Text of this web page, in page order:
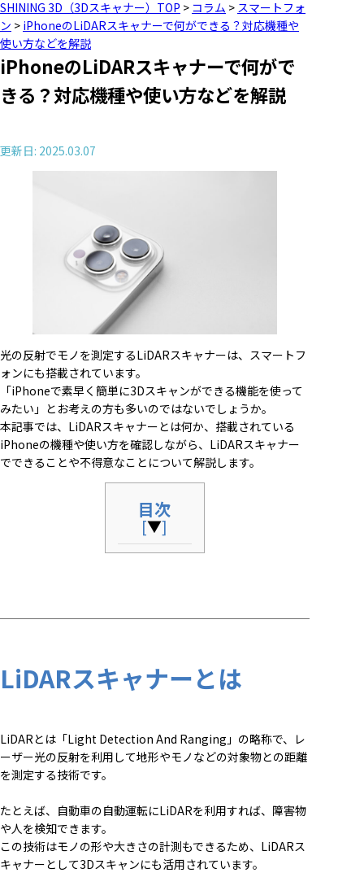
SHINING 3D（3Dスキャナー）TOP > コラム > スマートフォ
ン > iPhoneのLiDARスキャナーで何ができる？対応機種や
使い方などを解説
iPhoneのLiDARスキャナーで何がで
きる？対応機種や使い方などを解説
更新日: 2025.03.07
光の反射でモノを測定するLiDARスキャナーは、スマートフ
ォンにも搭載されています。
「iPhoneで素早く簡単に3Dスキャンができる機能を使って
みたい」とお考えの方も多いのではないでしょうか。
本記事では、LiDARスキャナーとは何か、搭載されている
iPhoneの機種や使い方を確認しながら、LiDARスキャナー
でできることや不得意なことについて解説します。
目次
[▼]
LiDARスキャナーとは
LiDARとは「Light Detection And Ranging」の略称で、レ
ーザー光の反射を利用して地形やモノなどの対象物との距離
を測定する技術です。
たとえば、自動車の自動運転にLiDARを利用すれば、障害物
や人を検知できます。
この技術はモノの形や大きさの計測もできるため、LiDARス
キャナーとして3Dスキャンにも活用されています。